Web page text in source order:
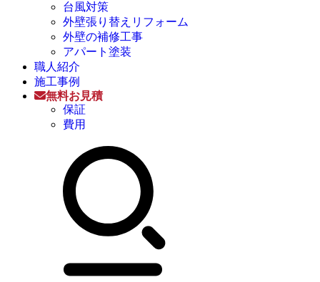
台風対策
外壁張り替えリフォーム
外壁の補修工事
アパート塗装
職人紹介
施工事例
無料お見積
保証
費用